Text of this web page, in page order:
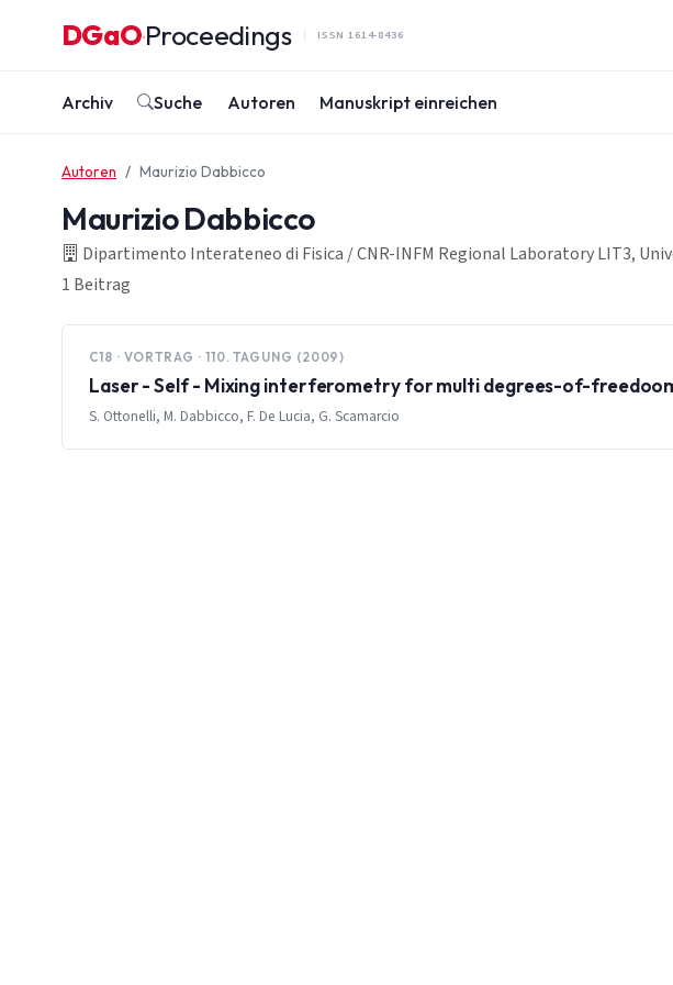
DGaO·Proceedings ISSN 1614-8436
Archiv Suche Autoren Manuskript einreichen
Autoren Maurizio Dabbicco
Maurizio Dabbicco
Dipartimento Interateneo di Fisica / CNR-INFM Regional Laboratory LIT3,
1 Beitrag
C18 · VORTRAG · 110. TAGUNG (2009)
Laser - Self - Mixing interferometry for multi degrees-of-
S. Ottonelli, M. Dabbicco, F. De Lucia, G. Scamarcio